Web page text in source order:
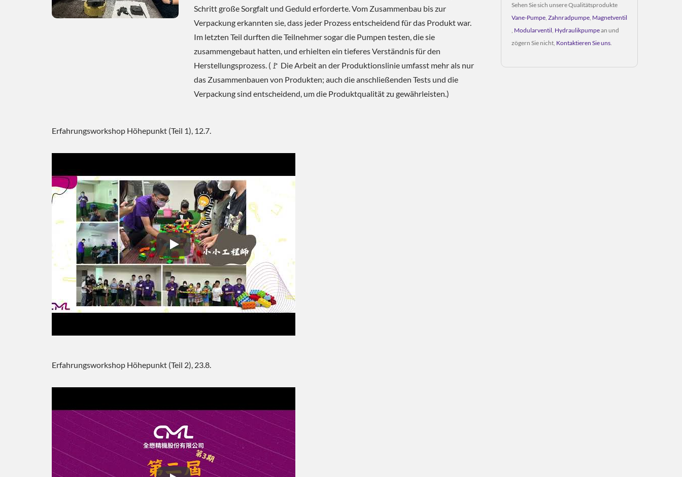
Schritt große Sorgfalt und Geduld erforderte. Vom Zusammenbau bis zur
Verpackung erkannten sie, dass jeder Prozess entscheidend für das Produkt war.
Im letzten Teil durften die Teilnehmer sogar die Pumpen testen, die sie
zusammengebaut hatten, und erhielten ein tieferes Verständnis für den
Herstellungsprozess. (🚩 Die Arbeit an der Produktionslinie umfasst mehr als nur
das Zusammenbauen von Produkten; auch die anschließenden Tests und die
Verpackung sind entscheidend, um die Produktqualität zu gewährleisten.)
Erfahrungsworkshop Höhepunkt (Teil 1), 12.7.
Erfahrungsworkshop Höhepunkt (Teil 1), 12.7.
Erfahrungsworkshop Höhepunkt (Teil 2), 23.8.
Sehen Sie sich unsere Qualitätsprodukte
Vane-Pumpe Zahnradpumpe Magnetventil
Modularventil Hydraulikpumpean und
zögern Sie nicht, Kontaktieren Sie uns